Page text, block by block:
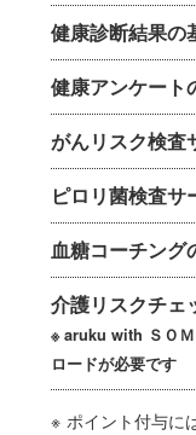
健康診断結果の
健康アンケート
がんリスク検査
ピロリ菌検査サ
血糖コーチング
介護リスクチェ
※ aruku with ＳＯ
ロードが必要です
※ ポイント付与に